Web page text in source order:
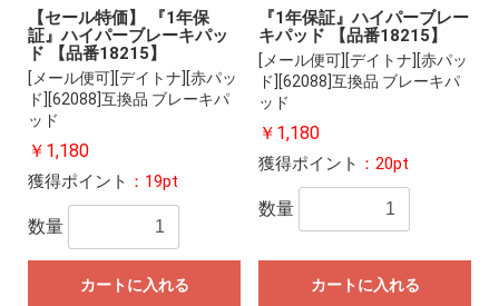
【セール特価】 『1年保
証』ハイパーブレーキパッ
ド 【品番18215】
[メール便可][デイトナ][赤パッ
ド][62088]互換品 ブレーキパ
ッド
￥1,180
獲得ポイント ：19pt
数量
カートに入れる
『1年保証』ハイパーブレー
キパッド 【品番18215】
[メール便可][デイトナ][赤パッ
ド][62088]互換品 ブレーキパ
ッド
￥1,180
獲得ポイント ：20pt
数量
カートに入れる